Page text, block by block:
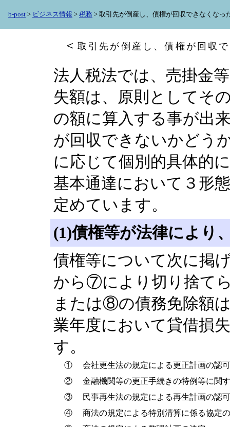
b-post > ビジネス情報 > 税務 > 取引先が倒産し、債権が回収できなくなっ
＜ 取引先が倒産し、債権が回収
法人税法では、売掛金
失額は、原則としてそ
の額に算入する事が出
が回収できないかどう
に応じて個別的具体的
基本通達において３形
定めています。
(1)債権等が法律により
債権等について次に掲
から⑦により切り捨て
または⑧の債務免除額
業年度において貸借損
す。
①
会社更生法の規定による更正計画の認
②
金融機関等の更正手続きの特例等に関
③
民事再生法の規定による再生計画の認
④
商法の規定による特別清算に係る協定